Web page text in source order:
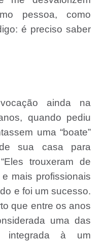
pessoa, como
é preciso saber
ainda na
quando pediu
uma “boate”
sua casa para
trouxeram de
mais profissionais
e foi um sucesso.
que entre os anos
uma das
integrada à um